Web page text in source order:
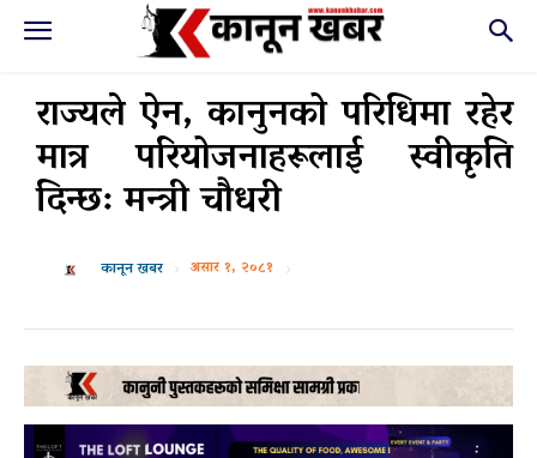
राज्यले ऐन, कानुनको परिधिमा रहेर
मात्र परियोजनाहरूलाई स्वीकृति
दिन्छ: मन्त्री चौधरी
कानून खबर असार १, २०८१